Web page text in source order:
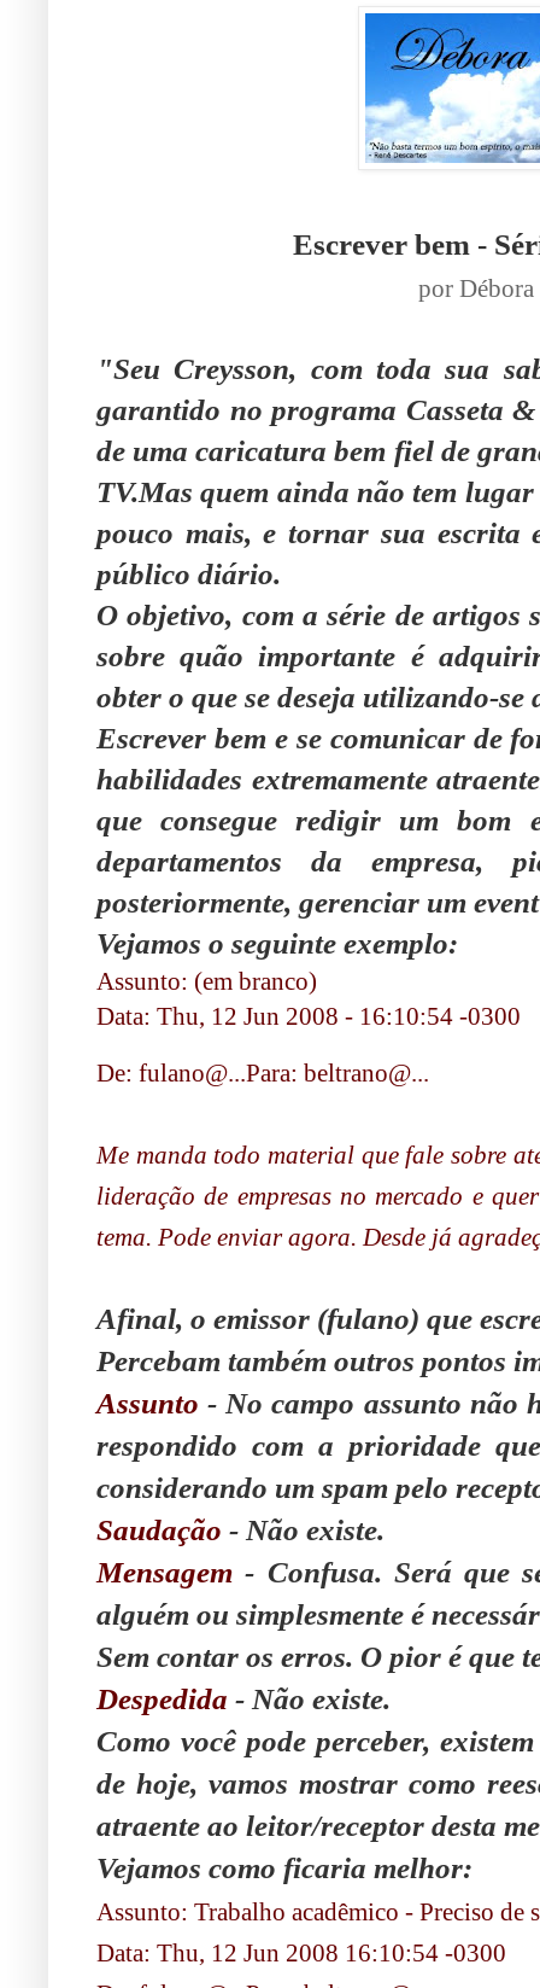
Escrever bem -
por
"Seu Creysson, com toda sua
garantido no programa Casseta
de uma caricatura bem fiel de
TV.Mas quem ainda não tem
pouco mais, e tornar sua escrita
público diário.
O objetivo, com a série de artigos
sobre quão importante é
obter o que se deseja utilizando-
Escrever bem e se comunicar de
habilidades extremamente
que consegue redigir um bom
departamentos da
posteriormente, gerenciar um
Vejamos o seguinte exemplo:
Assunto: (em branco)
Data: Thu, 12 Jun 2008 - 16:10:54 -0300
De: fulano@...Para: beltrano@...
Me manda todo material que fale sobre
lideração de empresas no mercado e
tema. Pode enviar agora. Desde já
Afinal, o emissor (fulano) que
Percebam também outros pontos
Assunto - No campo assunto não
respondido com a prioridade
considerando um spam pelo
Saudação - Não existe.
Mensagem - Confusa. Será que
alguém ou simplesmente é
Sem contar os erros. O pior é que
Despedida - Não existe.
Como você pode perceber,
de hoje, vamos mostrar como
atraente ao leitor/receptor desta
Vejamos como ficaria melhor:
Assunto: Trabalho acadêmico - Preciso de
Data: Thu, 12 Jun 2008 16:10:54 -0300